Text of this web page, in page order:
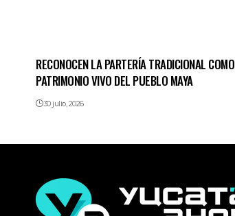
RECONOCEN LA PARTERÍA TRADICIONAL COMO
PATRIMONIO VIVO DEL PUEBLO MAYA
30 julio, 2026